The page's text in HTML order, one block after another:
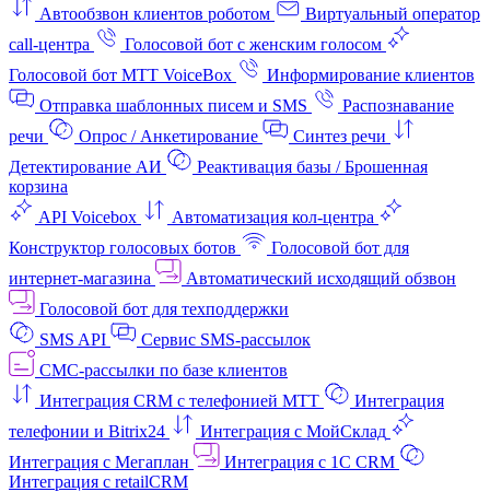
Автообзвон клиентов роботом
Виртуальный оператор
call-центра
Голосовой бот с женским голосом
Голосовой бот МТТ VoiceBox
Информирование клиентов
Отправка шаблонных писем и SMS
Распознавание
речи
Опрос / Анкетирование
Синтез речи
Детектирование АИ
Реактивация базы / Брошенная
корзина
API Voicebox
Автоматизация кол‑центра
Конструктор голосовых ботов
Голосовой бот для
интернет‑магазина
Автоматический исходящий обзвон
Голосовой бот для техподдержки
SMS API
Сервис SMS-рассылок
СМС-рассылки по базе клиентов
Интеграция CRM с телефонией МТТ
Интеграция
телефонии и Bitrix24
Интеграция с МойСклад
Интеграция с Мегаплан
Интеграция с 1C CRM
Интеграция с retailCRM